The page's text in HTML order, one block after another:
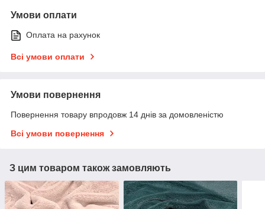
Умови оплати
Оплата на рахунок
Всі умови оплати
Умови повернення
Повернення товару впродовж 14 днів за домовленістю
Всі умови повернення
З цим товаром також замовляють